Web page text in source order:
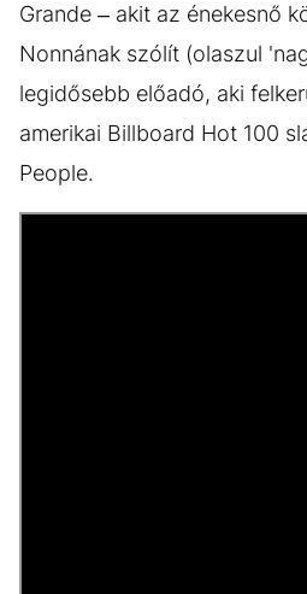
Grande – akit az énekesnő
Nonnának szólít (olaszul
legidősebb előadó, aki
amerikai Billboard Hot 100
People.